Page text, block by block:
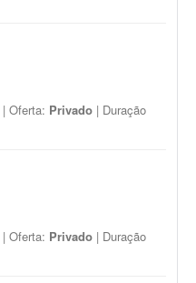
| Oferta: Privado | Duração
| Oferta: Privado | Duração